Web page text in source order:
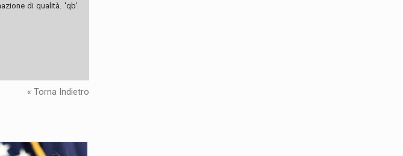
di qualità. 'qb'
« Torna Indietro